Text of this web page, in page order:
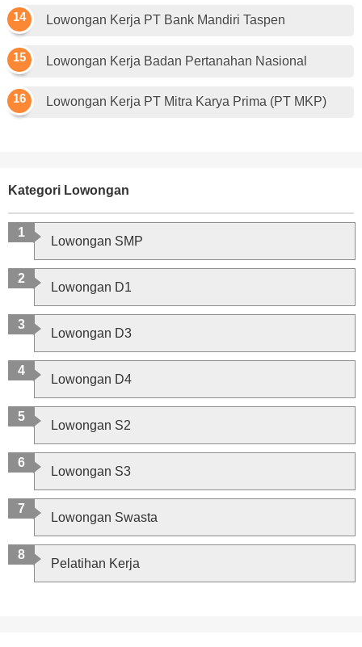
Lowongan Kerja PT Bank Mandiri Taspen
Lowongan Kerja Badan Pertanahan Nasional
Lowongan Kerja PT Mitra Karya Prima (PT MKP)
Kategori Lowongan
Lowongan SMP
Lowongan D1
Lowongan D3
Lowongan D4
Lowongan S2
Lowongan S3
Lowongan Swasta
Pelatihan Kerja